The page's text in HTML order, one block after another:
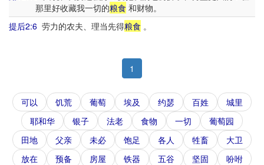
那里好收藏我一切的粮食 和财物。
提后2:6 劳力的农夫、理当先得粮食 。
1
可以 饥荒 葡萄 埃及 约瑟 百姓
城里
耶和华
银子 法老 食物 一切
葡萄园
田地
父亲 未必 饱足 各人 牲畜
大卫
放在
预备 房屋 铁器 五谷 坚固
吩咐